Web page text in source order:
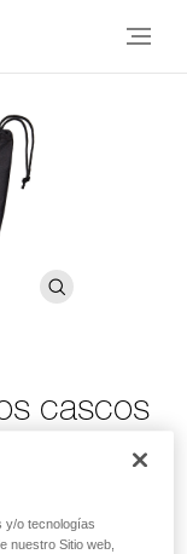
cascos
STRATO
y/o tecnologías
nuestro Sitio web,